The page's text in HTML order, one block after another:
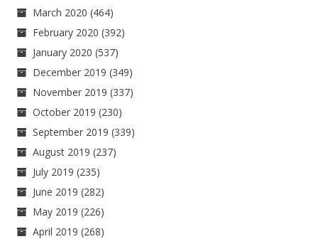
March 2020 (464)
February 2020 (392)
January 2020 (537)
December 2019 (349)
November 2019 (337)
October 2019 (230)
September 2019 (339)
August 2019 (237)
July 2019 (235)
June 2019 (282)
May 2019 (226)
April 2019 (268)